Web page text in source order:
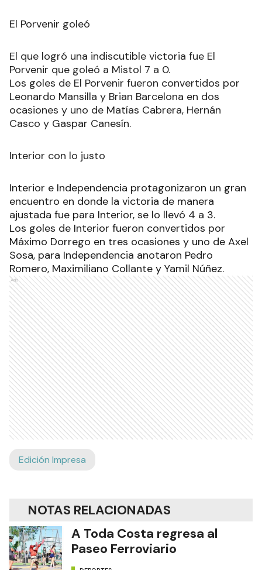
El Porvenir goleó
El que logró una indiscutible victoria fue El
Porvenir que goleó a Mistol 7 a 0.
Los goles de El Porvenir fueron convertidos por
Leonardo Mansilla y Brian Barcelona en dos
ocasiones y uno de Matías Cabrera, Hernán
Casco y Gaspar Canesín.
Interior con lo justo
Interior e Independencia protagonizaron un gran
encuentro en donde la victoria de manera
ajustada fue para Interior, se lo llevó 4 a 3.
Los goles de Interior fueron convertidos por
Máximo Dorrego en tres ocasiones y uno de Axel
Sosa, para Independencia anotaron Pedro
Romero, Maximiliano Collante y Yamil Núñez.
Ads
Edición Impresa
NOTAS RELACIONADAS
A Toda Costa regresa al
Paseo Ferroviario